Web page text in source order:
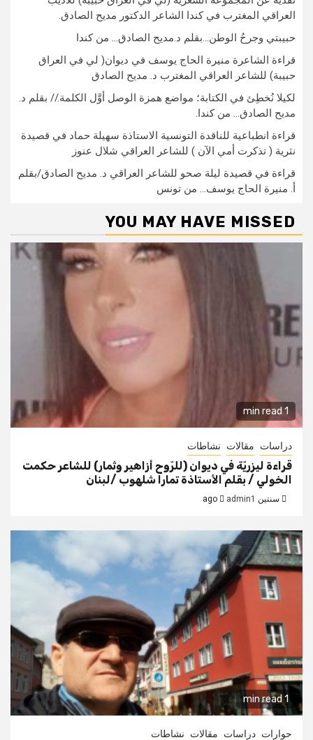
العراقي المغترب في كندا الشاعر الدكتور مديح الصادق.
حبيبتي وجرحُ الوطن…بقلم د.مديح الصادق… من كندا
قراءة الشاعرة منيرة الحاج يوسف في ديوان( لي في العراق
حبيبة) للشاعر العراقي المغترب د. مديح الصادق
لكيلا نُخطِئ في الكتابة؛ مواضع همزة الوصل أوَّل الكلمة.// بقلم د.
مديح الصادق… من كندا.
قراءة انطباعية للناقدة التونسية الاستاذة سهيلة حماد في قصيدة
نثرية ( تذكرت أمي الآن ) للشاعر العراقي شلال عنوز
قراءة في قصيدة ليلة صحو للشاعر العراقي د. مديح الصادق/بقلم
أ. منيرة الحاج يوسف… من تونس
YOU MAY HAVE MISSED
1 min read
دراسات مقالات نشاطات
قراءة ليزريّة في ديوان (للرّوح أزاهير وثمار) للشاعر حكمت
الخولي / بقلم الأستاذة تمارا شلهوب /لبنان
سنتين ago admin1
1 min read
حوارات دراسات مقالات نشاطات